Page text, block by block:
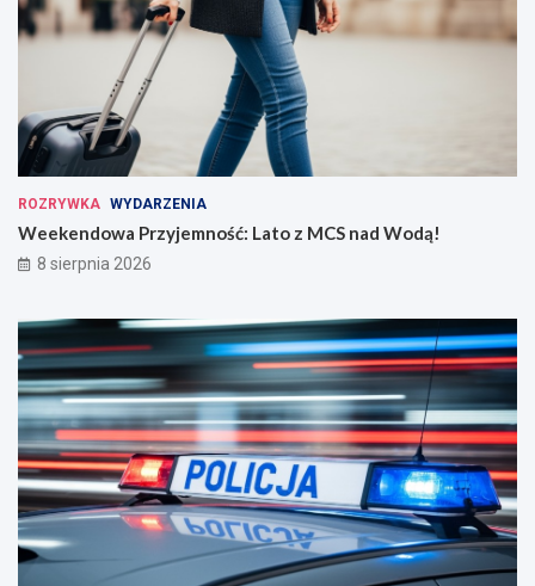
ROZRYWKA WYDARZENIA
Weekendowa Przyjemność: Lato z MCS nad Wodą!
8 sierpnia 2026